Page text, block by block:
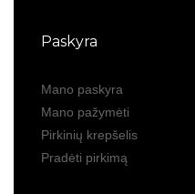
Paskyra
Mano paskyra
Mano pažymėti
Pirkinių krepšelis
Pradėti pirkimą